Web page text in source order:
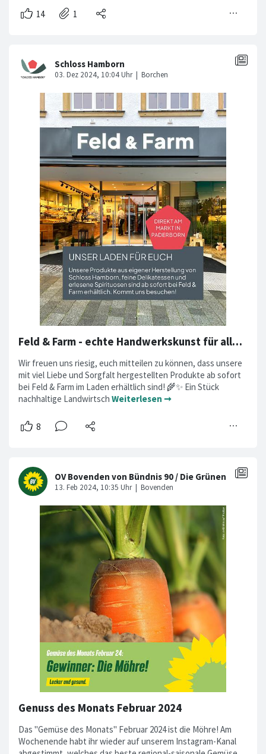
Feld & Farm - echte Handwerkskunst für alle Sinne
Wir freuen uns riesig, euch mitteilen zu können, dass unsere
mit viel Liebe und Sorgfalt hergestellten Produkte ab sofort
bei Feld & Farm im Laden erhältlich sind! 🌾✨ Ein Stück
nachhaltige Landwirtsch Weiterlesen ➞
Genuss des Monats Februar 2024
Das "Gemüse des Monats" Februar 2024 ist die Möhre! Am
Wochenende habt ihr wieder auf unserem Instagram-Kanal